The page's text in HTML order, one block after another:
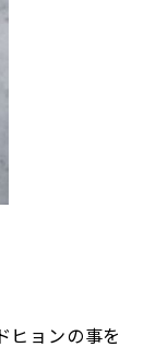
ヒョンの事を